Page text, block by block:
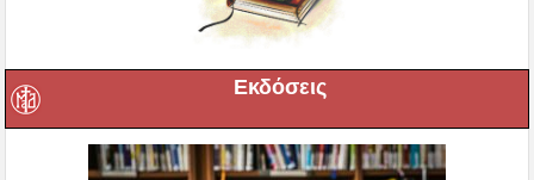
Εκδόσεις